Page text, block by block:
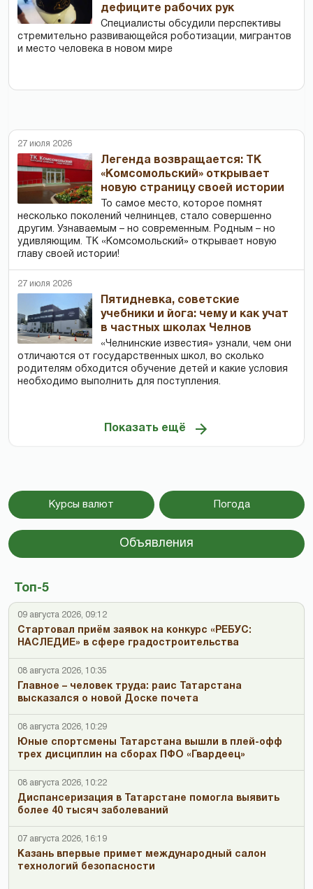
дефиците рабочих рук
Специалисты обсудили перспективы
стремительно развивающейся роботизации, мигрантов
и место человека в новом мире
27 июля 2026
Легенда возвращается: ТК
«Комсомольский» открывает
новую страницу своей истории
То самое место, которое помнят
несколько поколений челнинцев, стало совершенно
другим. Узнаваемым – но современным. Родным – но
удивляющим. ТК «Комсомольский» открывает новую
главу своей истории!
27 июля 2026
Пятидневка, советские
учебники и йога: чему и как учат
в частных школах Челнов
«Челнинские известия» узнали, чем они
отличаются от государственных школ, во сколько
родителям обходится обучение детей и какие условия
необходимо выполнить для поступления.
Показать ещё
Курсы валют Погода
Объявления
Топ-5
09 августа 2026, 09:12
Стартовал приём заявок на конкурс «РЕБУС:
НАСЛЕДИЕ» в сфере градостроительства
08 августа 2026, 10:35
Главное – человек труда: раис Татарстана
высказался о новой Доске почета
08 августа 2026, 10:29
Юные спортсмены Татарстана вышли в плей-офф
трех дисциплин на сборах ПФО «Гвардеец»
08 августа 2026, 10:22
Диспансеризация в Татарстане помогла выявить
более 40 тысяч заболеваний
07 августа 2026, 16:19
Казань впервые примет международный салон
технологий безопасности